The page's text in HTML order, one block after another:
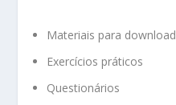
Materiais para download
Exercícios práticos
Questionários